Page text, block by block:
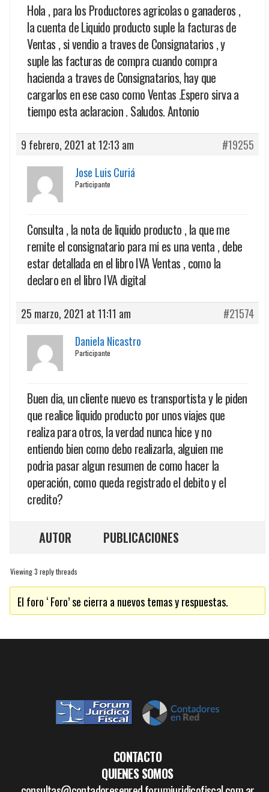
Hola , para los Productores agricolas o ganaderos ,
la cuenta de Liquido producto suple la facturas de
Ventas , si vendio a traves de Consignatarios , y
suple las facturas de compra cuando compra
hacienda a traves de Consignatarios, hay que
cargarlos en ese caso como Ventas .Espero sirva a
tiempo esta aclaracion . Saludos. Antonio
9 febrero, 2021 at 12:13 am
#19255
Jose Luis Curiá
Participante
Consulta , la nota de liquido producto , la que me
remite el consignatario para mi es una venta , debe
estar detallada en el libro IVA Ventas , como la
declaro en el libro IVA digital
25 marzo, 2021 at 11:11 am
#21574
Daniela Nicastro
Participante
Buen dia, un cliente nuevo es transportista y le piden
que realice liquido producto por unos viajes que
realiza para otros, la verdad nunca hice y no
entiendo bien como debo realizarla, alguien me
podria pasar algun resumen de como hacer la
operación, como queda registrado el debito y el
credito?
AUTOR PUBLICACIONES
Viewing 3 reply threads
El foro ‘ Foro’ se cierra a nuevos temas y respuestas.
CONTACTO
QUIENES SOMOS